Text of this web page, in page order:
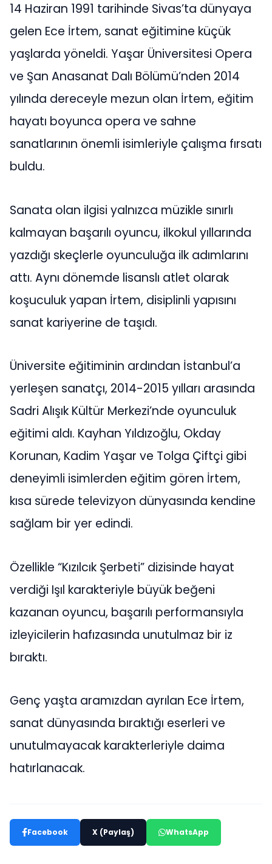
14 Haziran 1991 tarihinde Sivas’ta dünyaya
gelen Ece İrtem, sanat eğitimine küçük
yaşlarda yöneldi. Yaşar Üniversitesi Opera
ve Şan Anasanat Dalı Bölümü’nden 2014
yılında dereceyle mezun olan İrtem, eğitim
hayatı boyunca opera ve sahne
sanatlarının önemli isimleriyle çalışma fırsatı
buldu.
Sanata olan ilgisi yalnızca müzikle sınırlı
kalmayan başarılı oyuncu, ilkokul yıllarında
yazdığı skeçlerle oyunculuğa ilk adımlarını
attı. Aynı dönemde lisanslı atlet olarak
koşuculuk yapan İrtem, disiplinli yapısını
sanat kariyerine de taşıdı.
Üniversite eğitiminin ardından İstanbul’a
yerleşen sanatçı, 2014-2015 yılları arasında
Sadri Alışık Kültür Merkezi’nde oyunculuk
eğitimi aldı. Kayhan Yıldızoğlu, Okday
Korunan, Kadim Yaşar ve Tolga Çiftçi gibi
deneyimli isimlerden eğitim gören İrtem,
kısa sürede televizyon dünyasında kendine
sağlam bir yer edindi.
Özellikle “Kızılcık Şerbeti” dizisinde hayat
verdiği Işıl karakteriyle büyük beğeni
kazanan oyuncu, başarılı performansıyla
izleyicilerin hafızasında unutulmaz bir iz
bıraktı.
Genç yaşta aramızdan ayrılan Ece İrtem,
sanat dünyasında bıraktığı eserleri ve
unutulmayacak karakterleriyle daima
hatırlanacak.
Facebook X (Paylaş) WhatsApp